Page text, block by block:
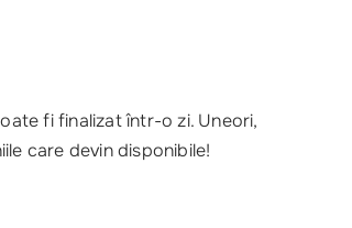
fi finalizat într-o zi. Uneori,
care devin disponibile!